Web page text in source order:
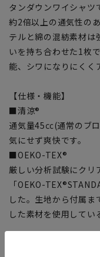
タンダウンワイシャツ
約2倍以上の通気性の
テルと綿の混紡素材は
いを持ち合わせた1枚
能、シワになりにくく
【仕様・機能】
■清涼®
通気量45㏄(通常のブ
気にせず爽快です。
■OEKO-TEX®
厳しい分析試験にクリ
「OEKO-
した。生地から付属ま
した素材を使用してい
【シルエット】《細